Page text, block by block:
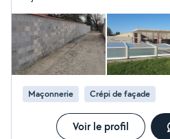
Maçonnerie Crépi de façade
Voir le profil